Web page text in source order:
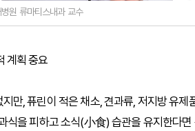
원 류마티스내과 교수
계획 중요
만, 퓨린이 적은 채소, 견과류, 저지방 유
식을 피하고 소식(小食) 습관을 유지한다